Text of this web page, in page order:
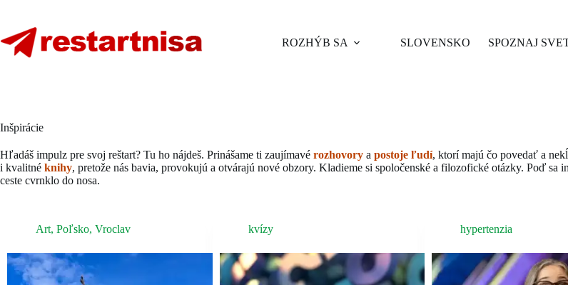
content
ROZHÝB SA
SLOVENSKO SPOZNAJ
Inšpirácie
Hľadáš impulz pre svoj reštart? Tu ho nájdeš. Prinášame ti zaujímavé rozhovory a postoje ľudí, ktorí majú čo povedať a
i kvalitné knihy, pretože nás bavia, provokujú a otvárajú nové obzory. Kladieme si spoločenské a filozofické otázky. Poď sa
ceste cvrnklo do nosa.
Art, Poľsko, Vroclav kvízy hypertenzia